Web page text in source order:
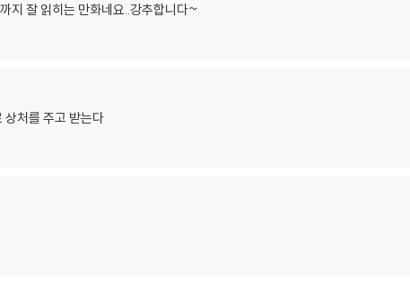
지 잘 읽히는 만화네요..강추합니다~
상처를 주고 받는다